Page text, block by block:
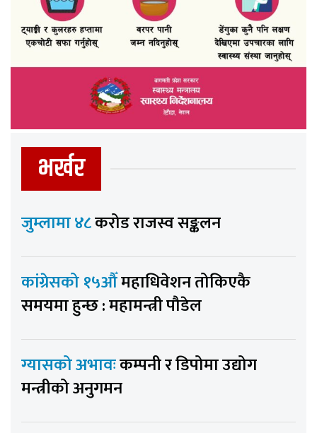
भर्खर
जुम्लामा ४८करोड राजस्व सङ्कलन
कांग्रेसको १५औँमहाधिवेशन तोकिएकै
समयमा हुन्छ : महामन्त्री पौडेल
ग्यासको अभावःकम्पनी र डिपोमा उद्योग
मन्त्रीको अनुगमन